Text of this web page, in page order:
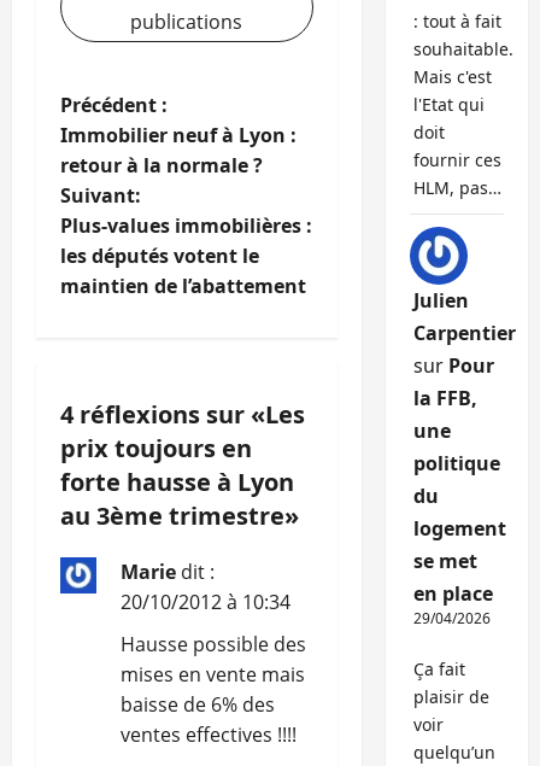
publications
N
a
v
i
t
i
o
n
Précédent :
Immobilier neuf à Lyon :
retour à la normale ?
Suivant:
Plus-values immobilières :
les députés votent le
maintien de l’abattement
4 réflexions sur «Les
prix toujours en
forte hausse à Lyon
au 3ème trimestre»
Marie dit :
20/10/2012 à 10:34
Hausse possible des
mises en vente mais
baisse de 6% des
ventes effectives !!!!
: tout à fait
souhaitable.
Mais c'est
l'Etat qui
doit
fournir ces
HLM, pas…
Julien
Carpentier
sur Pour
la FFB,
une
politique
du
logement
se met
en place
29/04/2026
Ça fait
plaisir de
voir
quelqu’un